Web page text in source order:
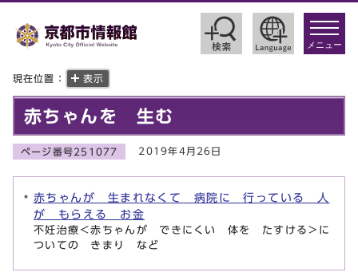
toggle
メニュー
現在位置： 表示
赤ちゃんを 生む
ページ番号251077 2019年4月26日
赤ちゃんが 生まれなくて 病院に 行っている 人
が もらえる お金
不妊治療＜赤ちゃんが できにくい 体を たすける＞に
ついての きまり など